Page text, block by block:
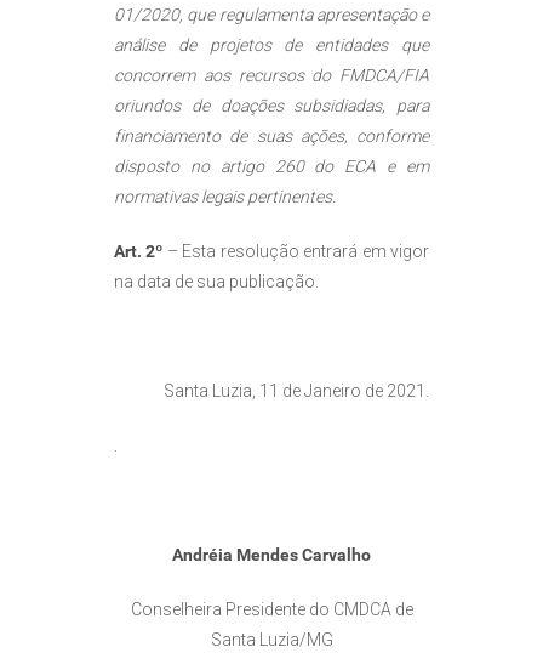
01/2020, que regulamenta apresentação e
análise de projetos de entidades que
concorrem aos recursos do FMDCA/FIA
oriundos de doações subsidiadas, para
financiamento de suas ações, conforme
disposto no artigo 260 do ECA e em
normativas legais pertinentes.
Art. 2º – Esta resolução entrará em vigor
na data de sua publicação.
Santa Luzia, 11 de Janeiro de 2021.
Andréia Mendes Carvalho
Conselheira Presidente do CMDCA de
Santa Luzia/MG